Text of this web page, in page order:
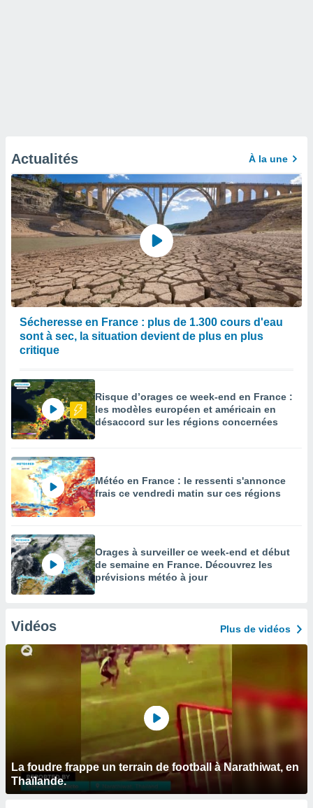
Actualités À la une
Sécheresse en France : plus de 1.300 cours d'eau
sont à sec, la situation devient de plus en plus
critique
Risque d’orages ce week-end en France :
les modèles européen et américain en
désaccord sur les régions concernées
Météo en France : le ressenti s'annonce
frais ce vendredi matin sur ces régions
Orages à surveiller ce week-end et début
de semaine en France. Découvrez les
prévisions météo à jour
Vidéos Plus de vidéos
La foudre frappe un terrain de football à Narathiwat, en
Thaïlande.